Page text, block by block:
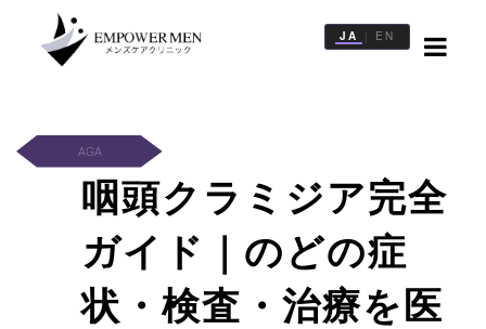
一
覧
AGA
咽頭クラミジア完全
ガイド｜のどの症
状・検査・治療を医
JA | EN